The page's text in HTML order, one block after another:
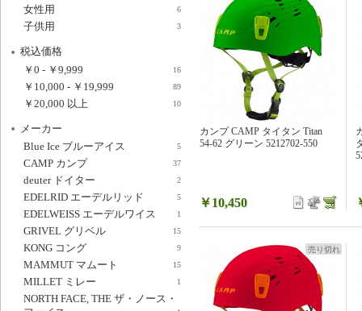
カンプ CAMP タイタン Titan
54-62 グリーン 5212702-550
￥10,450
売り切れ
女性用 6
子供用 3
税込価格
￥0 - ￥9,999 16
￥10,000 - ￥19,999 89
￥20,000 以上 10
メーカー
Blue Ice ブルーアイス
5
CAMP カンプ 37
deuter ドイター 2
EDELRID エーデルリッド 5
EDELWEISS エーデルワイス 1
GRIVEL グリベル 15
KONG コング 9
MAMMUT マムート 15
MILLET ミレー 1
NORTH FACE, THE ザ・ノース・